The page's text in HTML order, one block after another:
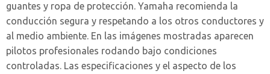
guantes y ropa de protección. Yamaha recomienda la
conducción segura y respetando a los otros conductores y
al medio ambiente. En las imágenes mostradas aparecen
pilotos profesionales rodando bajo condiciones
controladas. Las especificaciones y el aspecto de los